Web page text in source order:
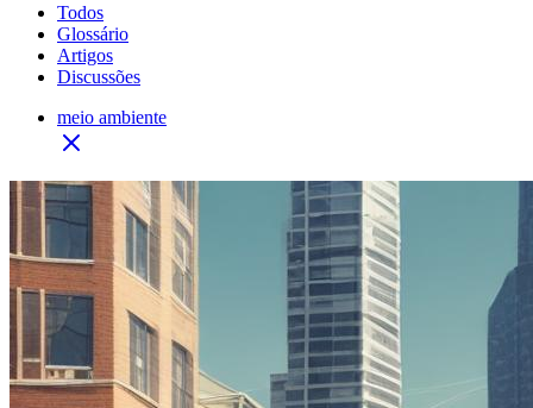
Todos
Glossário
Artigos
Discussões
meio ambiente